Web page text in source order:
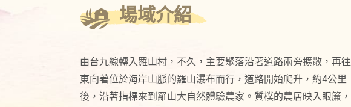
場域介紹
由台九線轉入羅山村，不久，主要聚落沿著道路兩旁擴散，再往
東向著位於海岸山脈的羅山瀑布而行，道路開始爬升，約4公里
後，沿著指標來到羅山大自然體驗農家。質樸的農居映入眼簾，